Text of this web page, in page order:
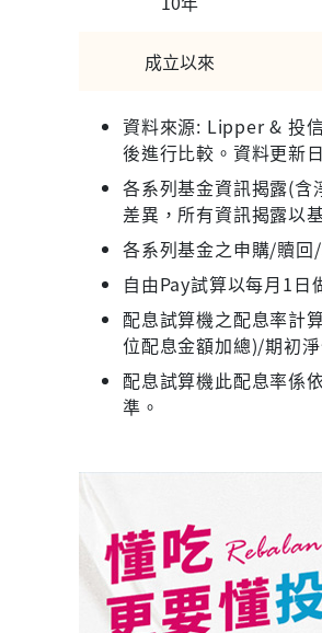
成立以來
資料來源: Lipper & 投
後進行比較。資料更新
各系列基金資訊揭露(
差異，所有資訊揭露以
各系列基金之申購/贖回
自由Pay試算以每月1日
配息試算機之配息率計
位配息金額加總)/期初淨
配息試算機此配息率係
準。